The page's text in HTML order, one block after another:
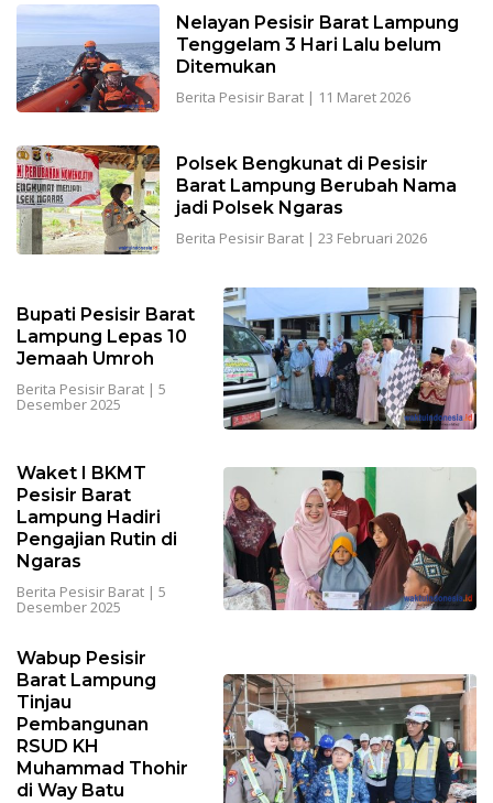
Nelayan Pesisir Barat Lampung
Tenggelam 3 Hari Lalu belum
Ditemukan
Berita Pesisir Barat| 11 Maret 2026
Polsek Bengkunat di Pesisir
Barat Lampung Berubah Nama
jadi Polsek Ngaras
Berita Pesisir Barat| 23 Februari 2026
Bupati Pesisir Barat
Lampung Lepas 10
Jemaah Umroh
Berita Pesisir Barat | 5
Desember 2025
Waket I BKMT
Pesisir Barat
Lampung Hadiri
Pengajian Rutin di
Ngaras
Berita Pesisir Barat | 5
Desember 2025
Wabup Pesisir
Barat Lampung
Tinjau
Pembangunan
RSUD KH
Muhammad Thohir
di Way Batu